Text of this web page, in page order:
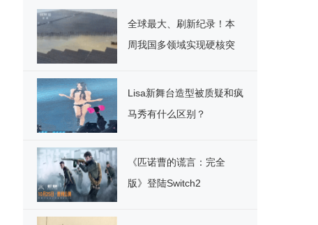
全球最大、刷新纪录！本
周我国多领域实现硬核突
Lisa新舞台造型被质疑和疯
马秀有什么区别？
《匹诺曹的谎言：完全
版》登陆Switch2